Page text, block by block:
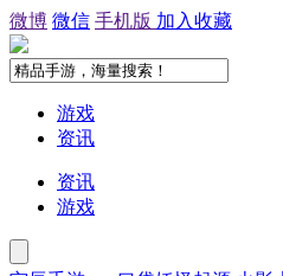
微博 微信 手机版 加入收藏
游戏
资讯
资讯
游戏